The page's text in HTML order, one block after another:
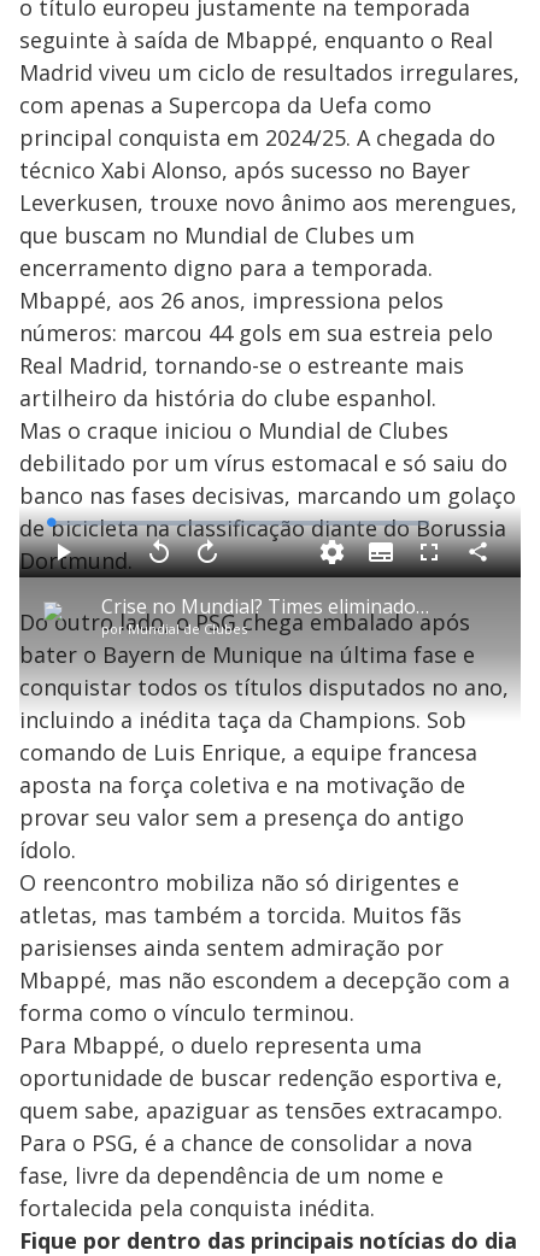
o título europeu justamente na temporada
seguinte à saída de Mbappé, enquanto o Real
Madrid viveu um ciclo de resultados irregulares,
com apenas a Supercopa da Uefa como
principal conquista em 2024/25. A chegada do
técnico Xabi Alonso, após sucesso no Bayer
Leverkusen, trouxe novo ânimo aos merengues,
que buscam no Mundial de Clubes um
encerramento digno para a temporada.
Mbappé, aos 26 anos, impressiona pelos
números: marcou 44 gols em sua estreia pelo
Real Madrid, tornando-se o estreante mais
artilheiro da história do clube espanhol.
Mas o craque iniciou o Mundial de Clubes
debilitado por um vírus estomacal e só saiu do
banco nas fases decisivas, marcando um golaço
de bicicleta na classificação diante do Borussia
Dortmund.
P
l
a
y
V
i
d
e
o
Crise no Mundial? Times eliminados enfrentam problemas após deixar a competição
porMundial de Clubes
P V
t
a
r
0
e
g
n
d
A
n
ç
a
1
s
e
u
n
d
o
s
d
o
L
o
a
d
e
:
1
.
1
6
%
S
u
b
i
t
l
s
F
s
c
e
n
C
o
a
Do outro lado, o PSG chega embalado após
bater o Bayern de Munique na última fase e
conquistar todos os títulos disputados no ano,
incluindo a inédita taça da Champions. Sob
comando de Luis Enrique, a equipe francesa
aposta na força coletiva e na motivação de
provar seu valor sem a presença do antigo
ídolo.
O reencontro mobiliza não só dirigentes e
atletas, mas também a torcida. Muitos fãs
parisienses ainda sentem admiração por
Mbappé, mas não escondem a decepção com a
forma como o vínculo terminou.
Para Mbappé, o duelo representa uma
oportunidade de buscar redenção esportiva e,
quem sabe, apaziguar as tensões extracampo.
Para o PSG, é a chance de consolidar a nova
fase, livre da dependência de um nome e
fortalecida pela conquista inédita.
Fique por dentro das principais notícias do dia